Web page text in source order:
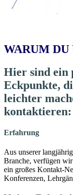
WARUM DU
Hier sind ein
Eckpunkte,
leichter
kontaktieren:
Erfahrung
Aus unserer
Branche, verfügen
ein großes Kontakt-
Konferenzen,